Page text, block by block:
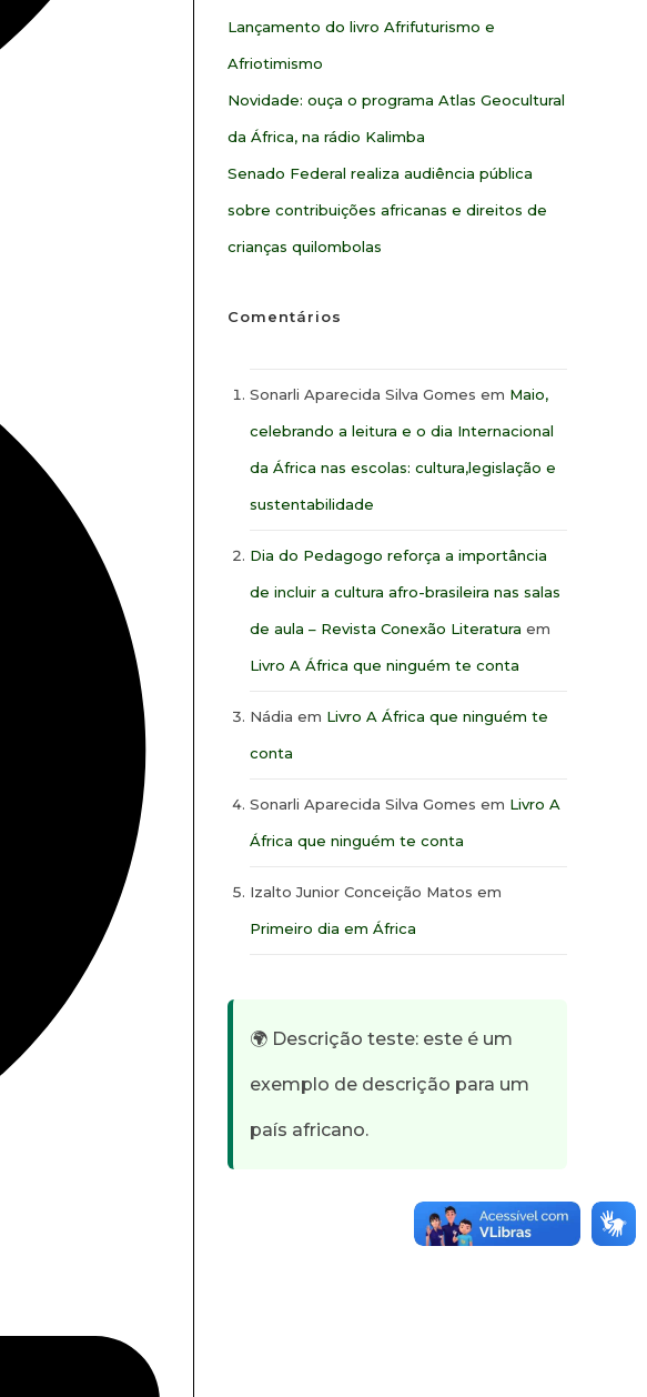
Lançamento do livro Afrifuturismo e
Afriotimismo
Novidade: ouça o programa Atlas Geocultural
da África, na rádio Kalimba
Senado Federal realiza audiência pública
sobre contribuições africanas e direitos de
crianças quilombolas
Comentários
Sonarli Aparecida Silva Gomes em Maio,
celebrando a leitura e o dia Internacional
da África nas escolas: cultura,legislação e
sustentabilidade
Dia do Pedagogo reforça a importância
de incluir a cultura afro-brasileira nas salas
de aula – Revista Conexão Literatura em
Livro A África que ninguém te conta
Nádia em Livro A África que ninguém te
conta
Sonarli Aparecida Silva Gomes em Livro A
África que ninguém te conta
Izalto Junior Conceição Matos em
Primeiro dia em África
🌍 Descrição teste: este é um
exemplo de descrição para um
país africano.